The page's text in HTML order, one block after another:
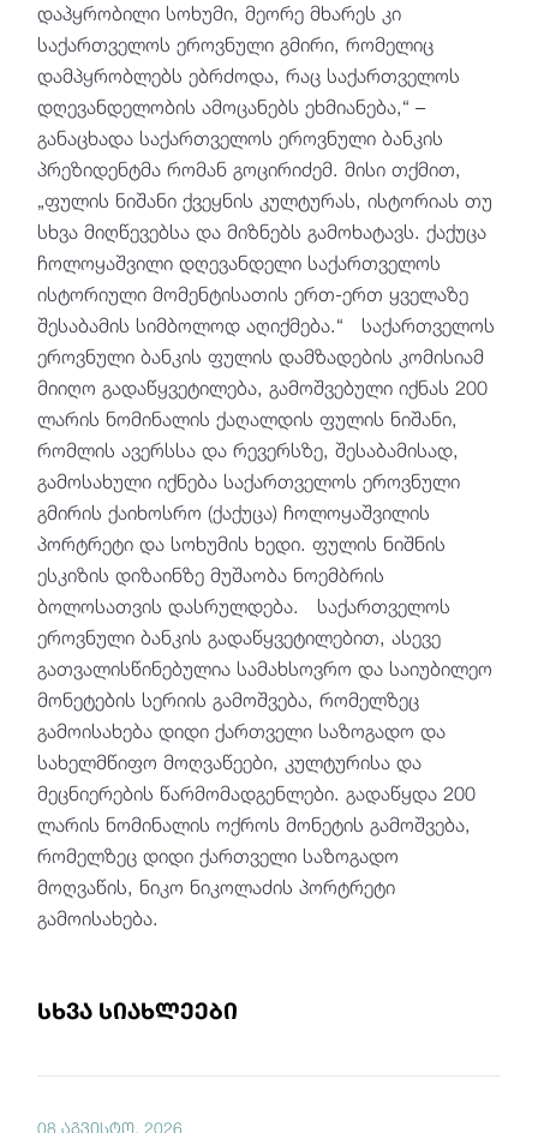
დაპყრობილი სოხუმი, მეორე მხარეს კი
საქართველოს ეროვნული გმირი, რომელიც
დამპყრობლებს ებრძოდა, რაც საქართველოს
დღევანდელობის ამოცანებს ეხმიანება,“ –
განაცხადა საქართველოს ეროვნული ბანკის
პრეზიდენტმა რომან გოცირიძემ. მისი თქმით,
„ფულის ნიშანი ქვეყნის კულტურას, ისტორიას თუ
სხვა მიღწევებსა და მიზნებს გამოხატავს. ქაქუცა
ჩოლოყაშვილი დღევანდელი საქართველოს
ისტორიული მომენტისათის ერთ-ერთ ყველაზე
შესაბამის სიმბოლოდ აღიქმება.“ საქართველოს
ეროვნული ბანკის ფულის დამზადების კომისიამ
მიიღო გადაწყვეტილება, გამოშვებული იქნას 200
ლარის ნომინალის ქაღალდის ფულის ნიშანი,
რომლის ავერსსა და რევერსზე, შესაბამისად,
გამოსახული იქნება საქართველოს ეროვნული
გმირის ქაიხოსრო (ქაქუცა) ჩოლოყაშვილის
პორტრეტი და სოხუმის ხედი. ფულის ნიშნის
ესკიზის დიზაინზე მუშაობა ნოემბრის
ბოლოსათვის დასრულდება. საქართველოს
ეროვნული ბანკის გადაწყვეტილებით, ასევე
გათვალისწინებულია სამახსოვრო და საიუბილეო
მონეტების სერიის გამოშვება, რომელზეც
გამოისახება დიდი ქართველი საზოგადო და
სახელმწიფო მოღვაწეები, კულტურისა და
მეცნიერების წარმომადგენლები. გადაწყდა 200
ლარის ნომინალის ოქროს მონეტის გამოშვება,
რომელზეც დიდი ქართველი საზოგადო
მოღვაწის, ნიკო ნიკოლაძის პორტრეტი
გამოისახება.
სხვა სიახლეები
08 აგვისტო, 2026